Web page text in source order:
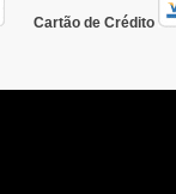
Cartão de Crédito